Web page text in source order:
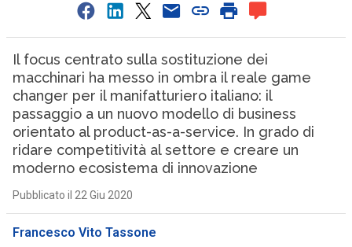
Il focus centrato sulla sostituzione dei
macchinari ha messo in ombra il reale game
changer per il manifatturiero italiano: il
passaggio a un nuovo modello di business
orientato al product-as-a-service. In grado di
ridare competitività al settore e creare un
moderno ecosistema di innovazione
Pubblicato il 22 Giu 2020
Francesco Vito Tassone